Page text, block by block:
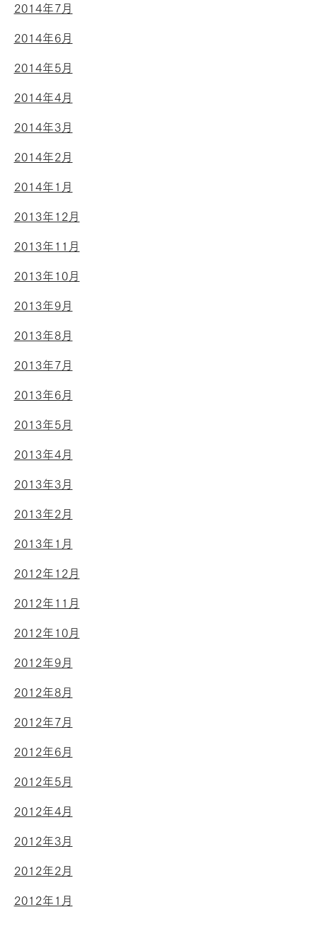
2014年7月
2014年6月
2014年5月
2014年4月
2014年3月
2014年2月
2014年1月
2013年12月
2013年11月
2013年10月
2013年9月
2013年8月
2013年7月
2013年6月
2013年5月
2013年4月
2013年3月
2013年2月
2013年1月
2012年12月
2012年11月
2012年10月
2012年9月
2012年8月
2012年7月
2012年6月
2012年5月
2012年4月
2012年3月
2012年2月
2012年1月